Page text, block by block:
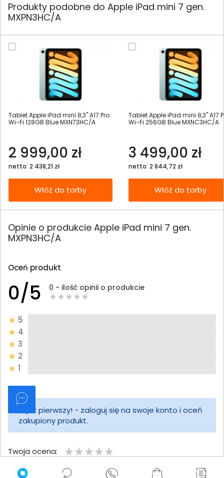
Produkty podobne do Apple iPad mini 7 gen.
MXPN3HC/A
Tablet Apple iPad mini 8,3" A17 Pro
Wi-Fi 128GB Blue MXN73HC/A
2 999,00 zł
netto: 2 438,21 zł
Włóż do torby
Tablet Apple iPad mini 8,3" A17
Wi-Fi 256GB Blue MXNC3HC/A
3 499,00 zł
netto: 2 844,72 zł
Włóż do torby
Opinie o produkcie Apple iPad mini 7 gen.
MXPN3HC/A
Oceń produkt
0/5 0 - ilość opinii o produkcie
5
4
3
2
1
Bądź pierwszy! - zaloguj się na swoje konto i oceń
zakupiony produkt.
Twoja ocena: